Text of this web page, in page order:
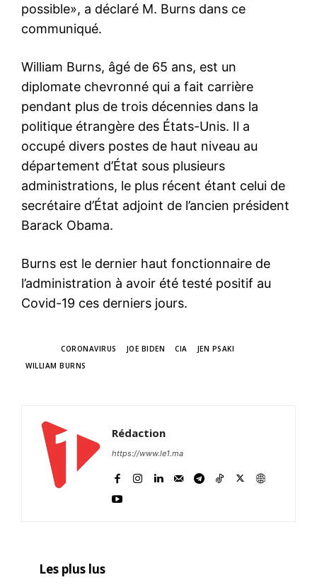
possible», a déclaré M. Burns dans ce
communiqué.
William Burns, âgé de 65 ans, est un
diplomate chevronné qui a fait carrière
pendant plus de trois décennies dans la
politique étrangère des États-Unis. Il a
occupé divers postes de haut niveau au
département d’État sous plusieurs
administrations, le plus récent étant celui de
secrétaire d’État adjoint de l’ancien président
Barack Obama.
Burns est le dernier haut fonctionnaire de
l’administration à avoir été testé positif au
Covid-19 ces derniers jours.
CORONAVIRUS JOE BIDEN CIA
JEN PSAKI
WILLIAM BURNS
Rédaction
https://www.le1.ma
Les plus lus